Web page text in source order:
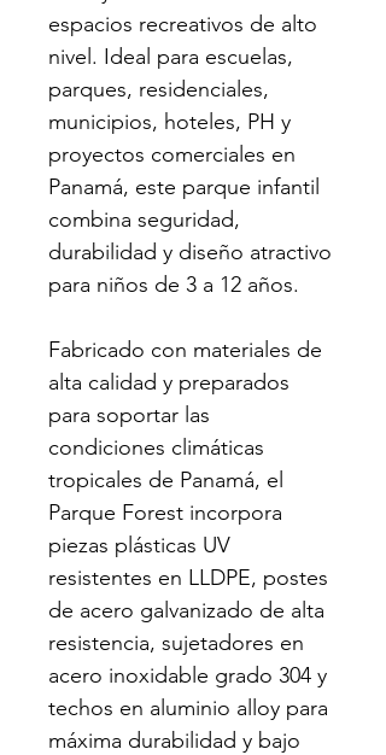
espacios recreativos de alto
nivel. Ideal para escuelas,
parques, residenciales,
municipios, hoteles, PH y
proyectos comerciales en
Panamá, este parque infantil
combina seguridad,
durabilidad y diseño atractivo
para niños de 3 a 12 años.
Fabricado con materiales de
alta calidad y preparados
para soportar las
condiciones climáticas
tropicales de Panamá, el
Parque Forest incorpora
piezas plásticas UV
resistentes en LLDPE, postes
de acero galvanizado de alta
resistencia, sujetadores en
acero inoxidable grado 304 y
techos en aluminio alloy para
máxima durabilidad y bajo